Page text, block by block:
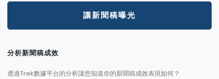
讓新聞稿曝光
分析新聞稿成效
透過Trek數據平台的分析讓您知道你的新聞稿成效表現如何？